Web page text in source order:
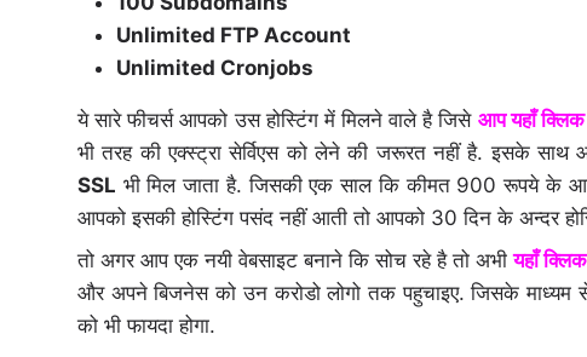
Unlimited FTP Account
Unlimited Cronjobs
ये सारे फीचर्स आपको उस होस्टिंग में मिलने वाले है जिसे आप यहाँ
भी तरह की एक्स्ट्रा सेर्विएस को लेने की जरूरत नहीं है. इसके साथ
SSL भी मिल जाता है. जिसकी एक साल कि कीमत 900 रूपये के
आपको इसकी होस्टिंग पसंद नहीं आती तो आपको 30 दिन के अन्दर
तो अगर आप एक नयी वेबसाइट बनाने कि सोच रहे है तो अभीयहाँ
और अपने बिजनेस को उन करोडो लोगो तक पहुचाइए. जिसके माध्यम
को भी फायदा होगा.